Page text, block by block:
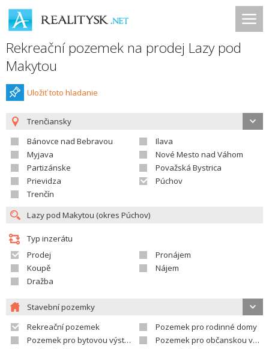
Rekreační pozemek na prodej Lazy pod
Makytou
Uložiť toto hladanie
Trenčiansky
Bánovce nad Bebravou
Ilava
Myjava
Nové Mesto nad Váhom
Partizánske
Považská Bystrica
Prievidza
Púchov
Trenčín
Typ inzerátu
Prodej
Pronájem
Koupě
Nájem
Dražba
Stavební pozemky
Rekreační pozemek
Pozemek pro rodinné domy
Pozemek pro bytovou výstavbu
Pozemek pro občanskou vybavenost